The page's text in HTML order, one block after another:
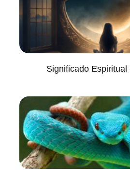
Significado Espiritual